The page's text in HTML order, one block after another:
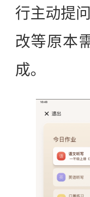
行主动提
改等原本
成。